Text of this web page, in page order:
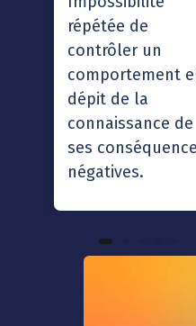
répétée de
contrôler un
comportement
dépit de la
connaissance de
ses
négatives.